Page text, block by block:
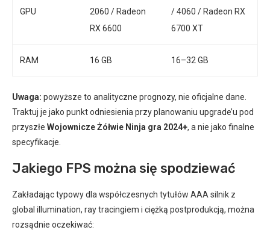
GPU
2060 / Radeon
RX 6600
/ 4060 / Radeon RX
6700 XT
RAM 16 GB 16–32 GB
Uwaga: powyższe to analityczne prognozy, nie oficjalne dane.
Traktuj je jako punkt odniesienia przy planowaniu upgrade’u pod
przyszłe Wojownicze Żółwie Ninja gra 2024+, a nie jako finalne
specyfikacje.
Jakiego FPS można się spodziewać
Zakładając typowy dla współczesnych tytułów AAA silnik z
global illumination, ray tracingiem i ciężką postprodukcją, można
rozsądnie oczekiwać: